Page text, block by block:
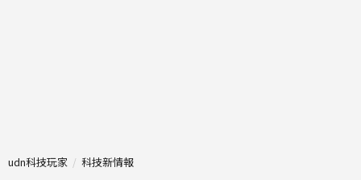
udn科技玩家 科技新情報